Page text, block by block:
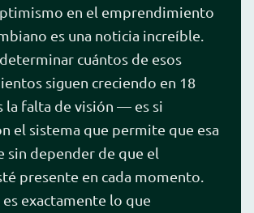
en el emprendimiento
es una noticia increíble.
cuántos de esos
siguen creciendo en 18
la falta de visión — es si
el sistema que permite que esa
sin depender de que el
presente en cada momento.
es exactamente lo que